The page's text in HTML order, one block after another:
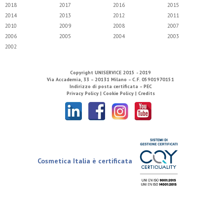
2018
2017 2016
2015
2014
2013 2012
2011
2010
2009 2008
2007
2006
2005 2004
2003
2002
Copyright UNISERVICE 2015 - 2019
Via Accademia, 33 – 20131 Milano – C.F. 05901970151
Indirizzo di posta certificata – PEC
Privacy Policy | Cookie Policy | Credits
Cosmetica Italia è certificata